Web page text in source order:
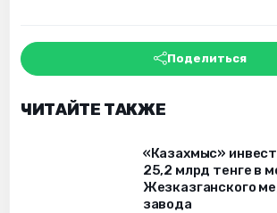
Поделиться
ЧИТАЙТЕ ТАКЖЕ
«Казахмыс»
25,2 млрд тенге в
Жезказганского
завода